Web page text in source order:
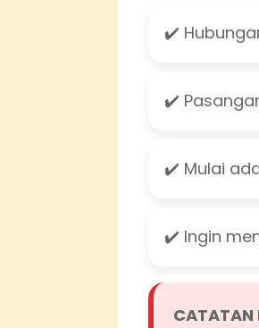
✔️
✔️
✔️ Mulai
✔️ Ingin
CATATAN